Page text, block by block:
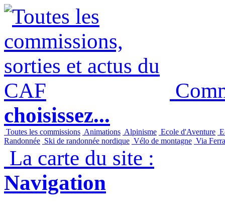
choisissez...
Toutes les commissions Animations Alpinisme Ecole d'Aventure
Randonnée Ski de randonnée nordique Vélo de montagne Via
La carte du site :
Navigation